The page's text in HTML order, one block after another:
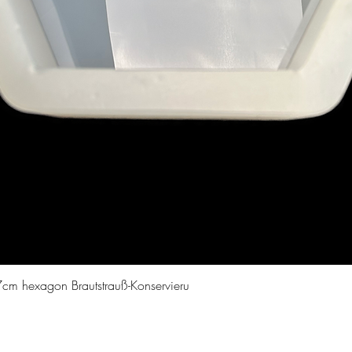
Quick View
hexagon Brautstrauß-Konservieru